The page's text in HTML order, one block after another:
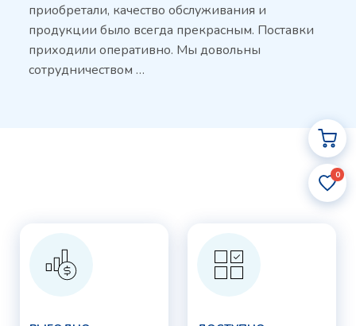
0
приобретали, качество обслуживания и
продукции было всегда прекрасным. Поставки
приходили оперативно. Мы довольны
сотрудничеством …